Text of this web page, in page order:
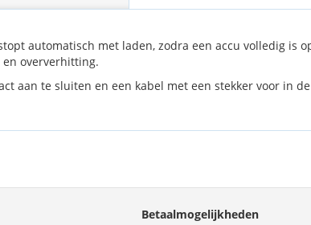
automatisch met laden, zodra een accu volledig is
oververhitting.
aan te sluiten en een kabel met een stekker voor in
Betaalmogelijkheden